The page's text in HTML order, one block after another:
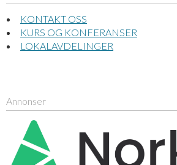
KONTAKT OSS
KURS OG KONFERANSER
LOKALAVDELINGER
Annonser